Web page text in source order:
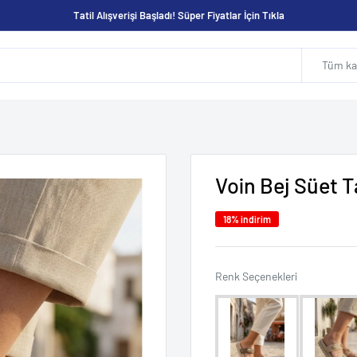
Tatil Alışverişi Başladı! Süper Fiyatlar İçin Tıkla
Tüm
Voin Bej Süet
18% indirim
Renk Seçenekleri